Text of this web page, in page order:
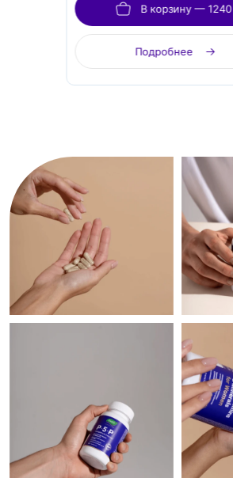
В корзину —
Подробнее